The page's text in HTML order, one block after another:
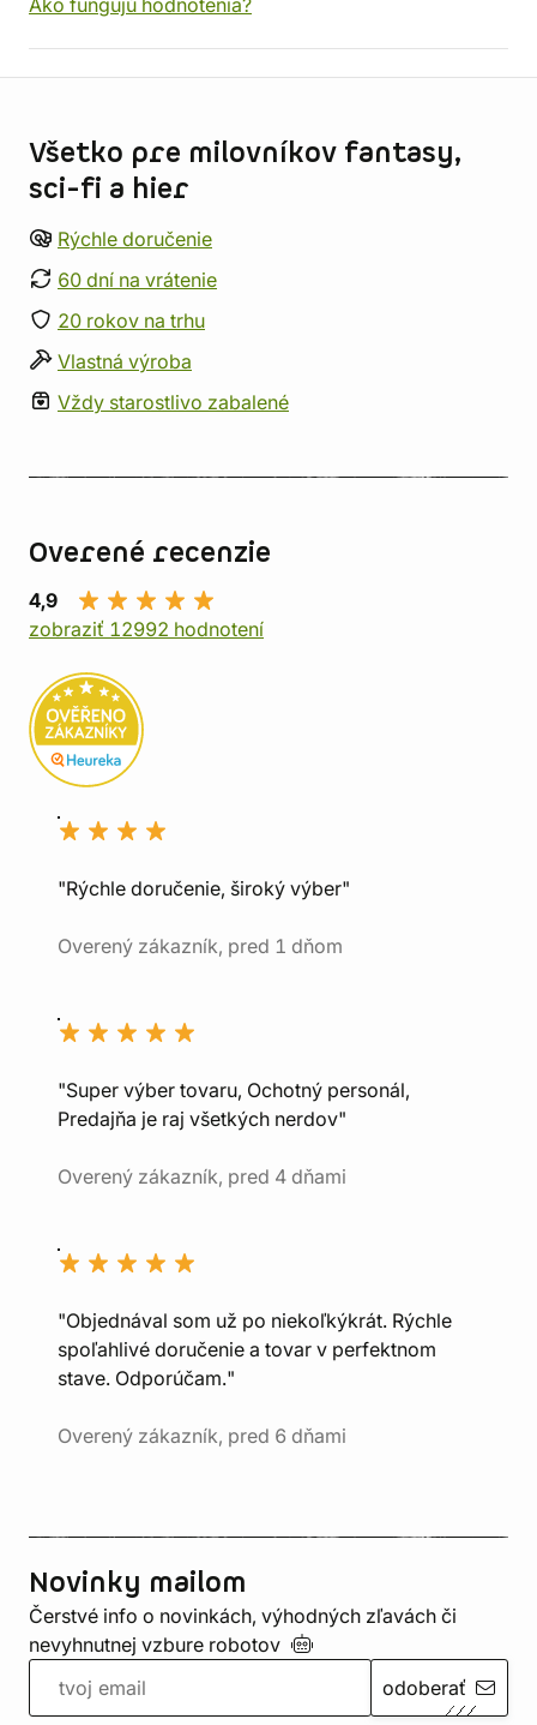
Ako fungujú hodnotenia?
Všetko pre milovníkov fantasy,
sci-fi a hier
Rýchle doručenie
60 dní na vrátenie
20 rokov na trhu
Vlastná výroba
Vždy starostlivo zabalené
Overené recenzie
4,9
zobraziť 12992 hodnotení
"Rýchle doručenie, široký výber"
Overený zákazník, pred 1 dňom
"Super výber tovaru, Ochotný personál,
Predajňa je raj všetkých nerdov"
Overený zákazník, pred 4 dňami
"Objednával som už po niekoľkýkrát. Rýchle
spoľahlivé doručenie a tovar v perfektnom
stave. Odporúčam."
Overený zákazník, pred 6 dňami
Novinky mailom
Čerstvé info o novinkách, výhodných zľavách či
nevyhnutnej vzbure robotov
odoberať